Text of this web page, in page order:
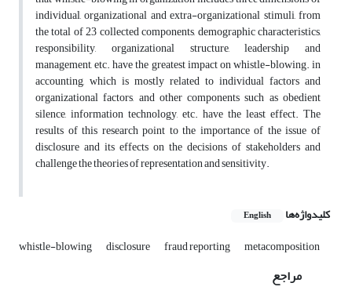
individual, organizational and extra-organizational stimuli, from
the total of 23 collected components, demographic characteristics,
responsibility, organizational structure, leadership and
management, etc. have the greatest impact on whistle-blowing. in
accounting, which is mostly related to individual factors and
organizational factors, and other components such as obedient
silence, information technology, etc. have the least effect. The
results of this research point to the importance of the issue of
disclosure and its effects on the decisions of stakeholders and
challenge the theories of representation and sensitivity.
کلیدواژه‌ها English
whistle-blowing disclosure fraud reporting metacomposition
مراجع